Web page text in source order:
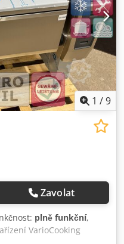
1 /9
Zavolat
plně funkční,
VarioCooking